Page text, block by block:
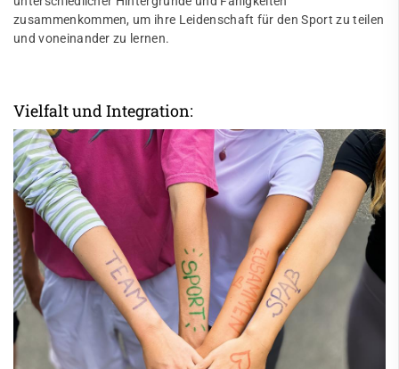
zusammenkommen, um ihre Leidenschaft für den Sport zu teilen
und voneinander zu lernen.
Vielfalt und Integration: